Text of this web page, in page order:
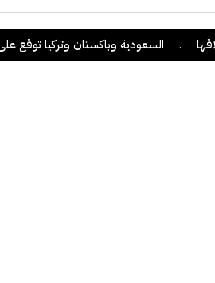
السعودية وباكستان وتركيا توقع على